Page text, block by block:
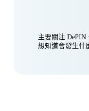
主要關注 DePIN
想知道會發生什